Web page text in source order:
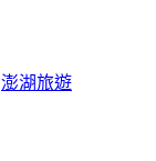
澎湖旅遊